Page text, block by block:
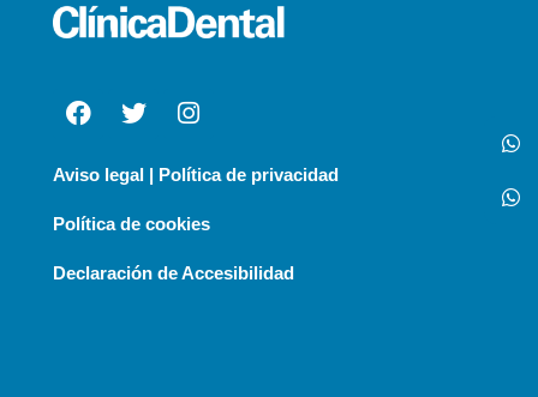
Aviso legal | Política de privacidad
Política de cookies
Declaración de Accesibilidad